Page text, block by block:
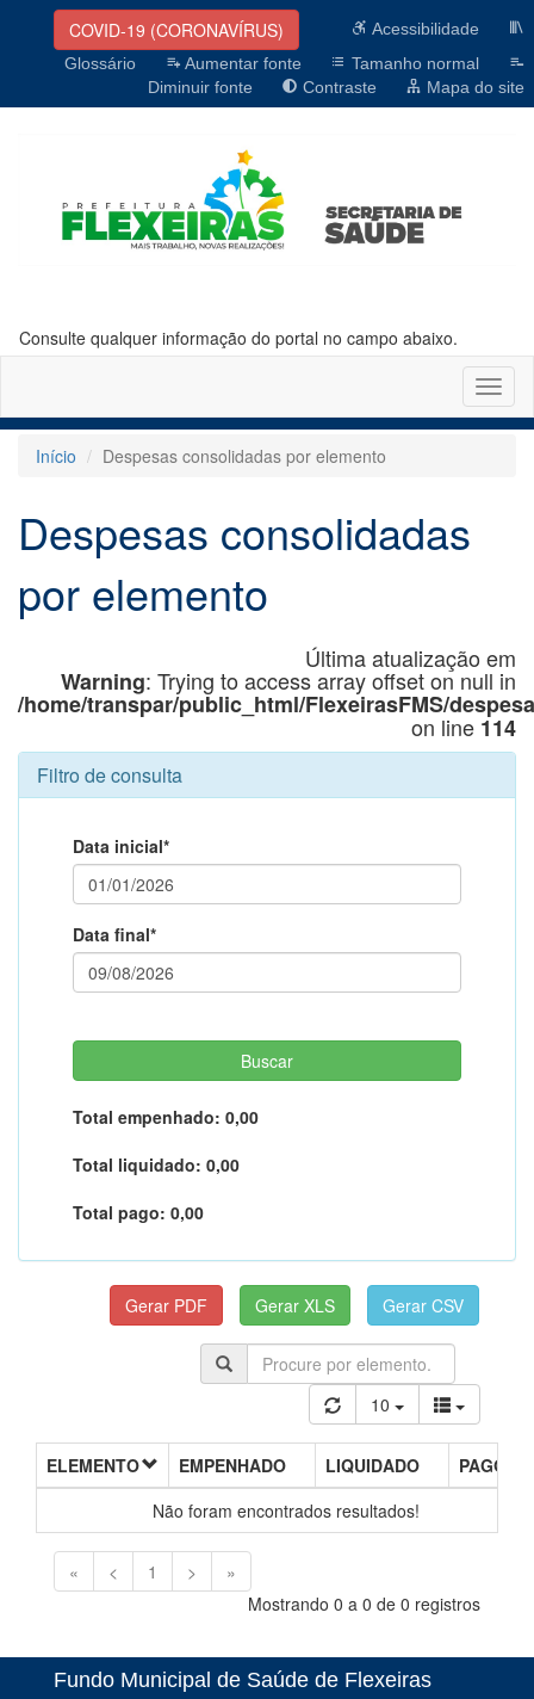
COVID-19 (CORONAVÍRUS)
Acessibilidade
Glossário
Aumentar fonte
Tamanho normal
Diminuir fonte
Contraste Mapa do site
Consulte qualquer informação do portal no campo abaixo.
Início
Despesas consolidadas por elemento
Despesas consolidadas
por elemento
Última atualização em
Warning: Trying to access array offset on null in
/home/transpar/public_html/FlexeirasFMS/
on line 114
Filtro de consulta
Data inicial*
Data final*
Total empenhado: 0,00
Total liquidado: 0,00
Total pago: 0,00
10
ELEMENTO EMPENHADO LIQUIDADO
PAGO
Não foram encontrados resultados!
« < 1 >
»
Mostrando 0 a 0 de 0 registros
Fundo Municipal de Saúde de Flexeiras